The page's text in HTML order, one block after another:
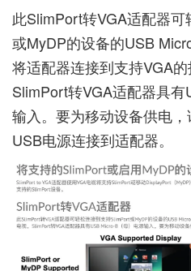
此SlimPort转VGA适配器
或MyDP的设备的USB
将适配器连接到支持VGA的
SlimPort转VGA适配器具
输入。要为移动设备供电
USB电源连接到适配器。